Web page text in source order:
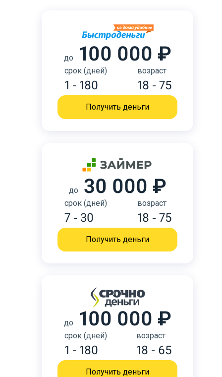
до 100 000 ₽
срок (дней)
1 - 180
возраст
18 - 75
Получить деньги
до 30 000 ₽
срок (дней)
7 - 30
возраст
18 - 75
Получить деньги
до 100 000 ₽
срок (дней)
1 - 180
возраст
18 - 65
Получить деньги